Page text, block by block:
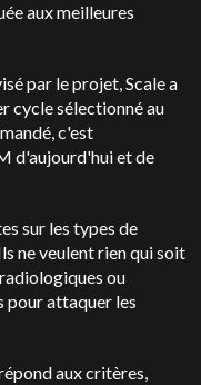
aux meilleures
par le projet, Scale a
cycle sélectionné au
c'est
d'aujourd'hui et de
sur les types de
ne veulent rien qui soit
ou
pour attaquer les
aux critères,